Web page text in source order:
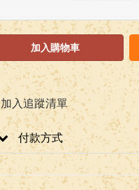
加入購物車
加入追蹤清單
付款方式